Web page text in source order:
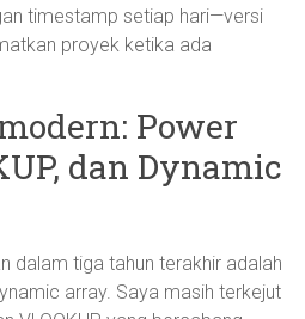
timestamp setiap hari—versi
proyek ketika ada
Power
dan Dynamic
dalam tiga tahun terakhir adalah
array. Saya masih terkejut